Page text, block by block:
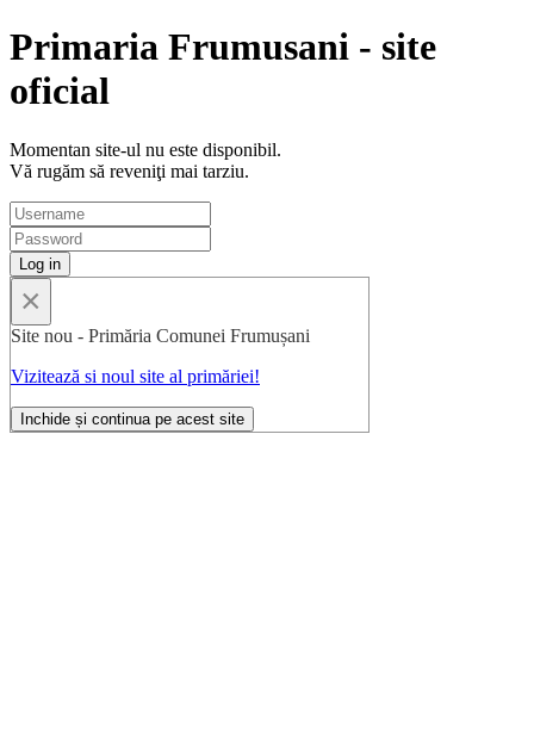
Primaria Frumusani - site
oficial
Momentan site-ul nu este disponibil.
Vă rugăm să reveniţi mai tarziu.
×
Site nou - Primăria Comunei Frumușani
Vizitează si noul site al primăriei!
Inchide și continua pe acest site